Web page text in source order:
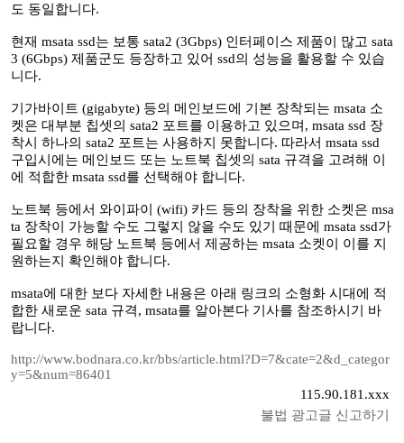
도 동일합니다.
현재 msata ssd는 보통 sata2 (3Gbps) 인터페이스 제품이 많고 sata
3 (6Gbps) 제품군도 등장하고 있어 ssd의 성능을 활용할 수 있습
니다.
기가바이트 (gigabyte) 등의 메인보드에 기본 장착되는 msata 소
켓은 대부분 칩셋의 sata2 포트를 이용하고 있으며, msata ssd 장
착시 하나의 sata2 포트는 사용하지 못합니다. 따라서 msata ssd
구입시에는 메인보드 또는 노트북 칩셋의 sata 규격을 고려해 이
에 적합한 msata ssd를 선택해야 합니다.
노트북 등에서 와이파이 (wifi) 카드 등의 장착을 위한 소켓은 msa
ta 장착이 가능할 수도 그렇지 않을 수도 있기 때문에 msata ssd가
필요할 경우 해당 노트북 등에서 제공하는 msata 소켓이 이를 지
원하는지 확인해야 합니다.
msata에 대한 보다 자세한 내용은 아래 링크의 소형화 시대에 적
합한 새로운 sata 규격, msata를 알아본다 기사를 참조하시기 바
랍니다.
http://www.bodnara.co.kr/bbs/article.html?D=7&cate=2&d_categor
y=5&num=86401
115.90.181.xxx
불법 광고글 신고하기